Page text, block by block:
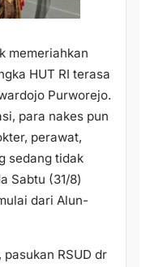
memeriahkan
HUT RI terasa
Purworejo.
para nakes pun
perawat,
sedang tidak
Sabtu (31/8)
dari Alun-
RSUD dr